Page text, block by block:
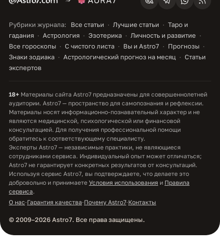
Рубрики журнала: Все статьи Лучшие статьи
Таро и
гадания
Астрология Эзотерика
Личность и развитие
Все гороскопы
С чистого листа Вы и Astro7
Прогнозы
Знаки зодиака
Астрологический прогноз на месяц
Статьи
экспертов
18+ Материалы сайта Astro7 предназначены для совершеннолетней
аудитории. Astro7 — пространство для самопознания и рефлексии.
Материалы носят информационно-познавательный характер и не
являются медицинской, психологической или финансовой
консультацией. Для получения профессиональной помощи
обратитесь к соответствующему специалисту.
Эксперты Astro7 — независимые практики, не являющиеся
сотрудниками сервиса. Индивидуальный опыт может отличаться;
Astro7 не гарантирует конкретных результатов от консультаций.
Используя сервис Astro7, вы подтверждаете, что делаете это
добровольно и принимаете Условия использования и Правила
сервиса.
О нас·Гарантия качества·Почему Astro7·Контакты
© 2009–2026 Astro7. Все права защищены.